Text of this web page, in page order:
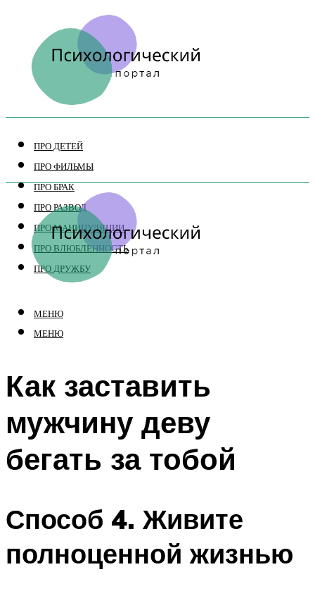
ПРО ДЕТЕЙ
ПРО ФИЛЬМЫ
ПРО БРАК
ПРО РАЗВОД
ПРО МАНИПУЛЯЦИИ
ПРО ВЛЮБЛЕННОСТЬ
ПРО ДРУЖБУ
МЕНЮ
МЕНЮ
Как заставить
мужчину деву
бегать за тобой
Способ 4. Живите
полноценной жизнью